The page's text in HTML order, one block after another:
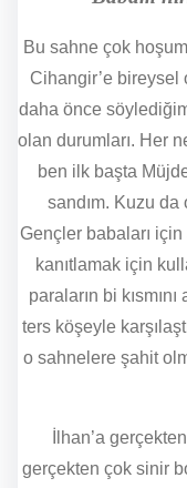
Bu sahne çok
Cihangir’e bireysel
daha önce
olan durumları. Her
ben ilk başta
sandım. Kuzu
Gençler babaları için
kanıtlamak için
paraların bi
ters köşeyle
o sahnelere şahit
İlhan’a
gerçekten çok sinir